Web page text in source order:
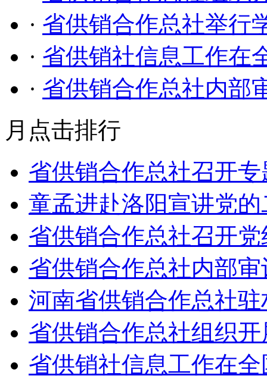
· 省供销合作总社举行
· 省供销社信息工作在
· 省供销合作总社内部
月点击排行
省供销合作总社召开
童孟进赴洛阳宣讲党
省供销合作总社召开
省供销合作总社内部
河南省供销合作总社
省供销合作总社组织
省供销社信息工作在